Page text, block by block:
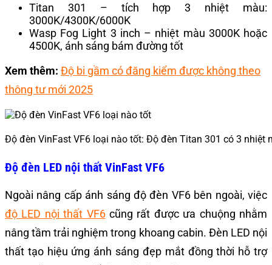
Titan 301 – tích hợp 3 nhiệt màu:
3000K/4300K/6000K
Wasp Fog Light 3 inch – nhiệt màu 3000K hoặc
4500K, ánh sáng bám đường tốt
Xem thêm: Độ bi gầm có đăng kiểm được không theo
thông tư mới 2025
Độ đèn VinFast VF6 loại nào tốt: Độ đèn Titan 301 có 3 nhiệt
Độ đèn LED nội thất VinFast VF6
Ngoài nâng cấp ánh sáng độ đèn VF6 bên ngoài, việc
độ LED nội thất VF6cũng rất được ưa chuộng nhằm
nâng tầm trải nghiệm trong khoang cabin. Đèn LED nội
thất tạo hiệu ứng ánh sáng đẹp mắt đồng thời hỗ trợ